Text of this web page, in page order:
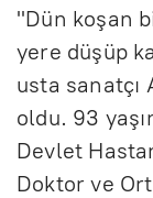
"Dün koşan
yere düşüp
usta sanatçı
oldu. 93
Devlet
Doktor ve